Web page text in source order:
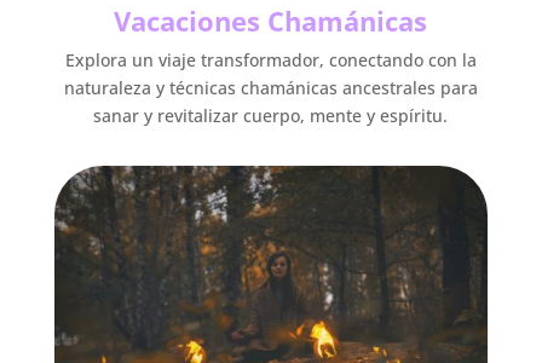
Vacaciones Chamánicas
Explora un viaje transformador, conectando con la
naturaleza y técnicas chamánicas ancestrales para
sanar y revitalizar cuerpo, mente y espíritu.